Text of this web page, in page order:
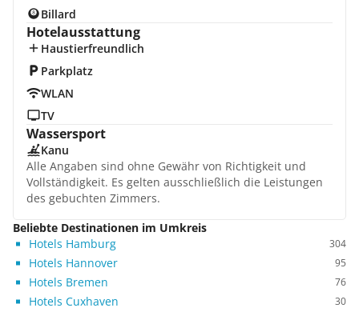
Billard
Hotelausstattung
Haustierfreundlich
Parkplatz
WLAN
TV
Wassersport
Kanu
Alle Angaben sind ohne Gewähr von Richtigkeit und
Vollständigkeit. Es gelten ausschließlich die Leistungen
des gebuchten Zimmers.
Beliebte Destinationen im Umkreis
Hotels Hamburg
304
Hotels Hannover 95
Hotels Bremen 76
Hotels Cuxhaven 30